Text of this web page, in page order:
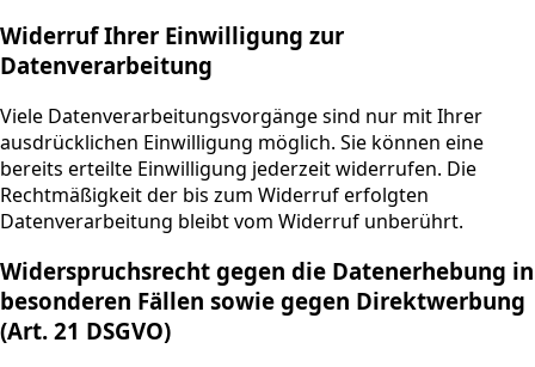
Widerruf Ihrer Einwilligung zur
Datenverarbeitung
Viele Datenverarbeitungsvorgänge sind nur mit Ihrer
ausdrücklichen Einwilligung möglich. Sie können eine
bereits erteilte Einwilligung jederzeit widerrufen. Die
Rechtmäßigkeit der bis zum Widerruf erfolgten
Datenverarbeitung bleibt vom Widerruf unberührt.
Widerspruchsrecht gegen die Datenerhebung in
besonderen Fällen sowie gegen Direktwerbung
(Art. 21 DSGVO)